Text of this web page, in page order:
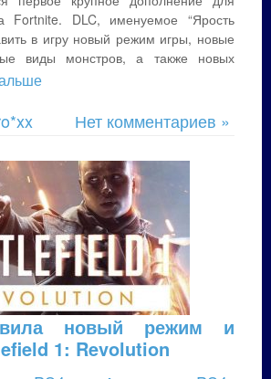
Fortnite. DLC, именуемое “Ярость
в игру новый режим игры, новые
виды монстров, а также новых
Нет комментариев »
новый режим и
1: Revolution